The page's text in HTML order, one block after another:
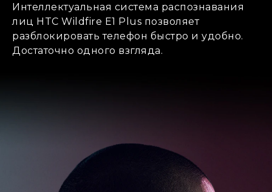
Интеллектуальная система распознавания
лиц HTC Wildfire E1 Plus позволяет
разблокировать телефон быстро и удобно.
Достаточно одного взгляда.